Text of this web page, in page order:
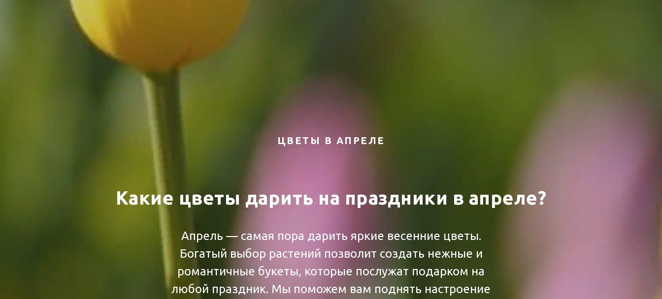
ЦВЕТЫ В АПРЕЛЕ
Какие цветы дарить на праздники в апреле?
Апрель — самая пора дарить яркие весенние цветы.
Богатый выбор растений позволит создать нежные и
романтичные букеты, которые послужат подарком на
любой праздник. Мы поможем вам поднять настроение